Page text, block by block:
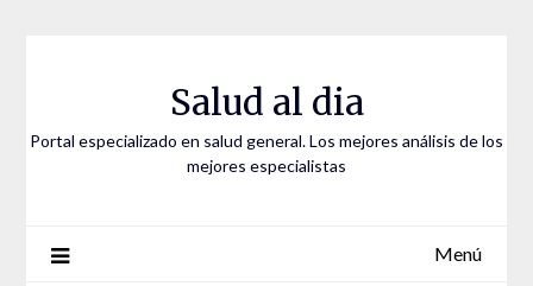
Salud al dia
Portal especializado en salud general. Los mejores análisis de los
mejores especialistas
Menú